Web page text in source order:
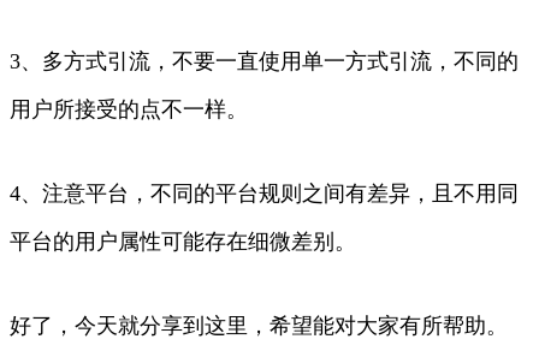
3、多方式引流，不要一直使用单一方式引流，不同的
用户所接受的点不一样。
4、注意平台，不同的平台规则之间有差异，且不用同
平台的用户属性可能存在细微差别。
好了，今天就分享到这里，希望能对大家有所帮助。